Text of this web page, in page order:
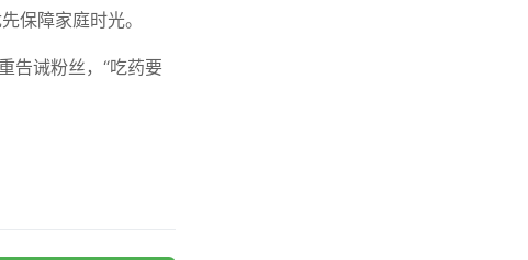
保障家庭时光。
告诫粉丝，“吃药要